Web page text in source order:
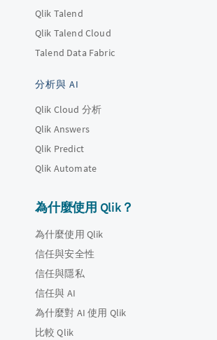
Qlik Talend
Qlik Talend Cloud
Talend Data Fabric
分析與 AI
Qlik Cloud 分析
Qlik Answers
Qlik Predict
Qlik Automate
為什麼使用 Qlik？
為什麼使用 Qlik
信任與安全性
信任與隱私
信任與 AI
為什麼對 AI 使用 Qlik
比較 Qlik